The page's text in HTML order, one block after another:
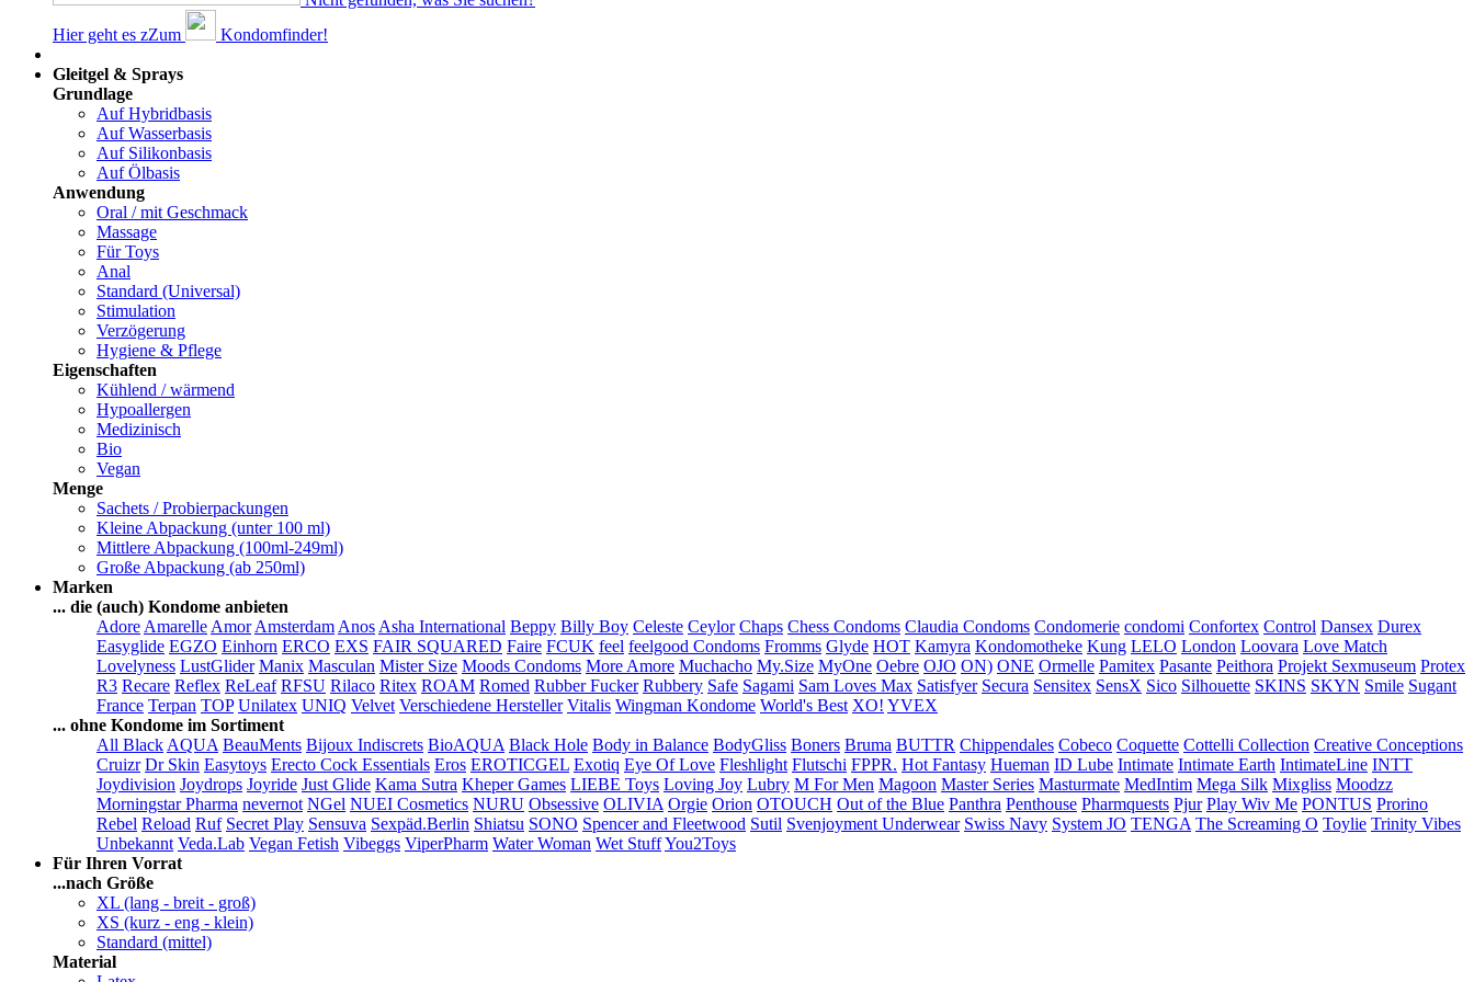
Hier geht es zZum
Kondomfinder!
Gleitgel & Sprays
Grundlage
Auf Hybridbasis
Auf Wasserbasis
Auf Silikonbasis
Auf Ölbasis
Anwendung
Oral / mit Geschmack
Massage
Für Toys
Anal
Standard (Universal)
Stimulation
Verzögerung
Hygiene & Pflege
Eigenschaften
Kühlend / wärmend
Hypoallergen
Medizinisch
Bio
Vegan
Menge
Sachets / Probierpackungen
Kleine Abpackung (unter 100 ml)
Mittlere Abpackung (100ml-249ml)
Große Abpackung (ab 250ml)
Marken
... die (auch) Kondome anbieten
Adore Amarelle Amor Amsterdam Anos Asha International Beppy Billy Boy Celeste Ceylor Chaps Chess Condoms Claudia Condoms Condomerie condomi Confortex Control Dansex Durex
Easyglide EGZO Einhorn ERCO EXS FAIR SQUARED Faire FCUK feel feelgood Condoms Fromms Glyde HOT Kamyra Kondomotheke Kung LELO London Loovara Love Match
Lovelyness LustGlider Manix Masculan Mister Size Moods Condoms More Amore Muchacho My.Size MyOne Oebre OJO ON) ONE Ormelle Pamitex Pasante Peithora Projekt Sexmuseum Protex
R3 Recare Reflex ReLeaf RFSU Rilaco Ritex ROAM Romed Rubber Fucker Rubbery Safe Sagami Sam Loves Max Satisfyer Secura Sensitex SensX Sico Silhouette SKINS SKYN Smile Sugant
France Terpan TOP Unilatex UNIQ Velvet Verschiedene Hersteller Vitalis Wingman Kondome World's Best XO! YVEX
... ohne Kondome im Sortiment
All Black AQUA BeauMents Bijoux Indiscrets BioAQUA Black Hole Body in Balance BodyGliss Boners Bruma BUTTR Chippendales Cobeco Coquette Cottelli Collection Creative Conceptions
Cruizr Dr Skin Easytoys Erecto Cock Essentials Eros EROTICGEL Exotiq Eye Of Love Fleshlight Flutschi FPPR. Hot Fantasy Hueman ID Lube Intimate Intimate Earth IntimateLine INTT
Joydivision Joydrops Joyride Just Glide Kama Sutra Kheper Games LIEBE Toys Loving Joy Lubry M For Men Magoon Master Series Masturmate MedIntim Mega Silk Mixgliss Moodzz
Morningstar Pharma nevernot NGel NUEI Cosmetics NURU Obsessive OLIVIA Orgie Orion OTOUCH Out of the Blue Panthra Penthouse Pharmquests Pjur Play Wiv Me PONTUS Prorino
Rebel Reload Ruf Secret Play Sensuva Sexpäd.Berlin Shiatsu SONO Spencer and Fleetwood Sutil Svenjoyment Underwear Swiss Navy System JO TENGA The Screaming O Toylie Trinity Vibes
Unbekannt Veda.Lab Vegan Fetish Vibeggs ViperPharm Water Woman Wet StuffYou2Toys
Für Ihren Vorrat
...nach Größe
XL (lang - breit - groß)
XS (kurz - eng - klein)
Standard (mittel)
Material